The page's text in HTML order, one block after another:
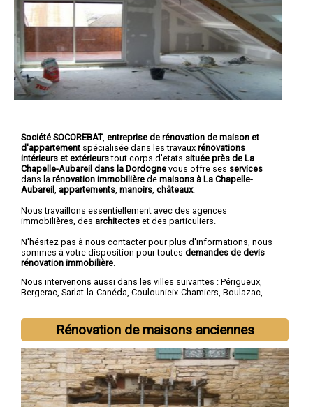
Société SOCOREBAT, entreprise de rénovation de maison et
d'appartement spécialisée dans les travaux rénovations
intérieurs et extérieurstout corps d'etats située près de La
Chapelle-Aubareil dans la Dordogne vous offre ses services
dans la rénovation immobilière de maisons à La Chapelle-
Aubareil appartements manoirs châteaux.
Nous travaillons essentiellement avec des agences
immobilières, des architectes et des particuliers.
N'hésitez pas à nous contacter pour plus d'informations, nous
sommes à votre disposition pour toutes demandes de devis
rénovation immobilière
Nous intervenons aussi dans les villes suivantes : Périgueux,
Bergerac, Sarlat-la-Canéda, Coulounieix-Chamiers, Boulazac,
Rénovation de maisons anciennes